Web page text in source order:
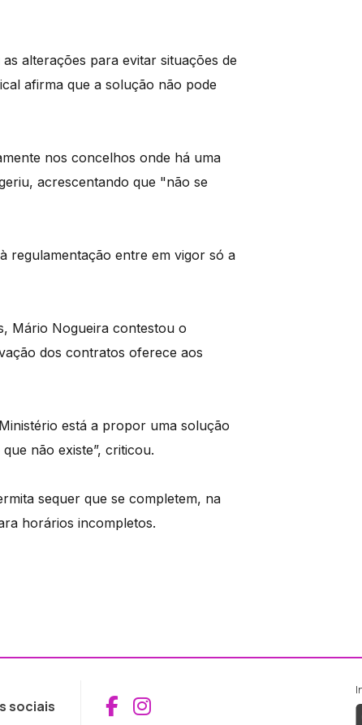
alterações para evitar situações de
afirma que a solução não pode
nos concelhos onde há uma
acrescentando que "não se
regulamentação entre em vigor só a
Mário Nogueira contestou o
dos contratos oferece aos
está a propor uma solução
não existe”, criticou.
sequer que se completem, na
horários incompletos.
sociais Aceder ao Facebook da
Aceder ao Instagram